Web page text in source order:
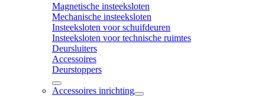
Magnetische insteeksloten
Mechanische insteeksloten
Insteeksloten voor schuifdeuren
Insteeksloten voor technische ruimtes
Deursluiters
Accessoires
Deurstoppers
Accessoires inrichting